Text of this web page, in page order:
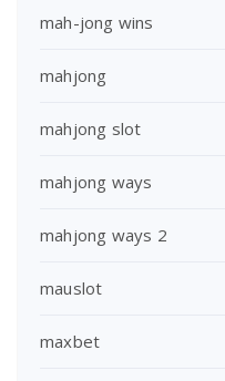
mah-jong wins
mahjong
mahjong slot
mahjong ways
mahjong ways 2
mauslot
maxbet